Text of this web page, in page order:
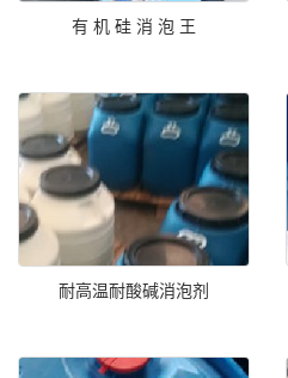
有 机 硅 消 泡 王
耐高温耐酸碱消泡剂